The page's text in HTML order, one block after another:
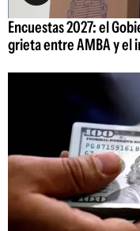
Encuestas 2027: el
grieta entre AMBA y el